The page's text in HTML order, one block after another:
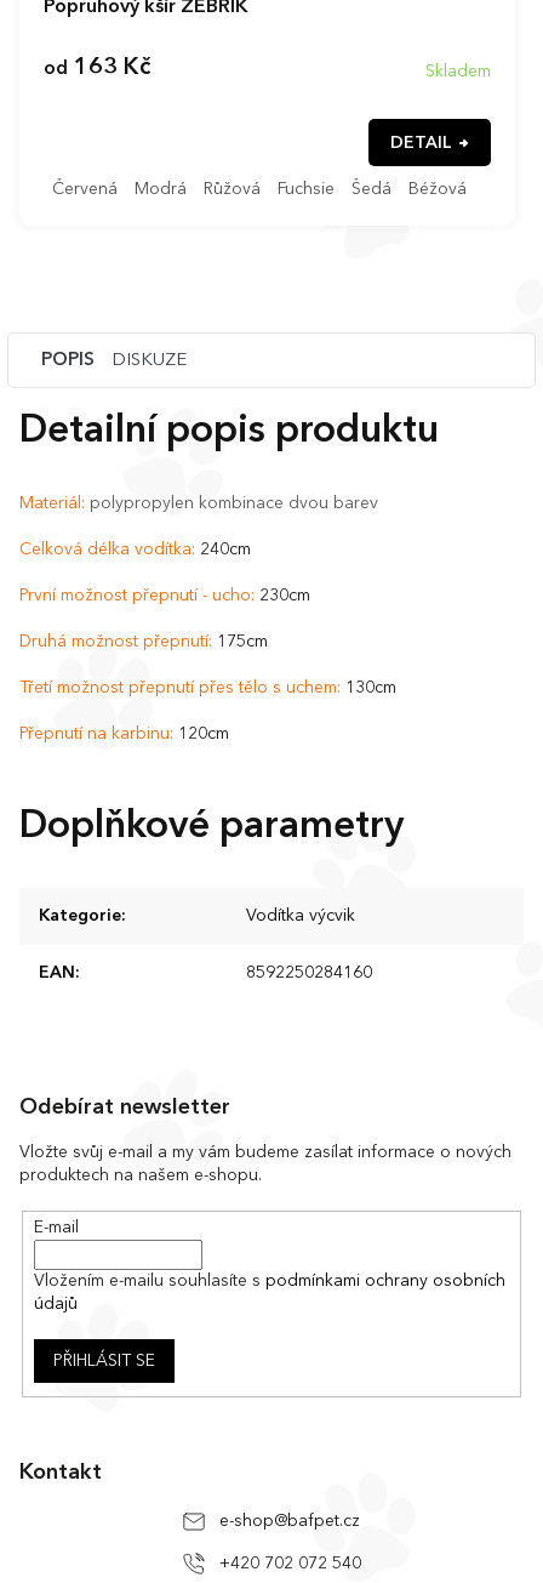
Popruhový kšír ŽEBŘÍK
Skladem
od 163 Kč
DETAIL
Červená Modrá Růžová Fuchsie Šedá Béžová
POPIS DISKUZE
Detailní popis produktu
Materiál: polypropylen kombinace dvou barev
Celková délka vodítka: 240cm
První možnost přepnutí - ucho: 230cm
Druhá možnost přepnutí: 175cm
Třetí možnost přepnutí přes tělo s uchem: 130cm
Přepnutí na karbinu: 120cm
Doplňkové parametry
Kategorie: Vodítka výcvik
EAN : 8592250284160
Odebírat newsletter
Vložte svůj e-mail a my vám budeme zasílat informace o nových
produktech na našem e-shopu.
E-mail
Vložením e-mailu souhlasíte s podmínkami ochrany osobních
údajů
PŘIHLÁSIT SE
Kontakt
e-shop@bafpet.cz
+420 702 072 540